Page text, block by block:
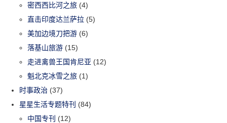
密西西比河之旅 (4)
直击印度达兰萨拉 (5)
美加边境刀把游 (6)
落基山旅游 (15)
走进禽兽王国肯尼亚 (12)
魁北克冰雪之旅 (1)
时事政治 (37)
星星生活专题特刊 (84)
中国专刊 (12)